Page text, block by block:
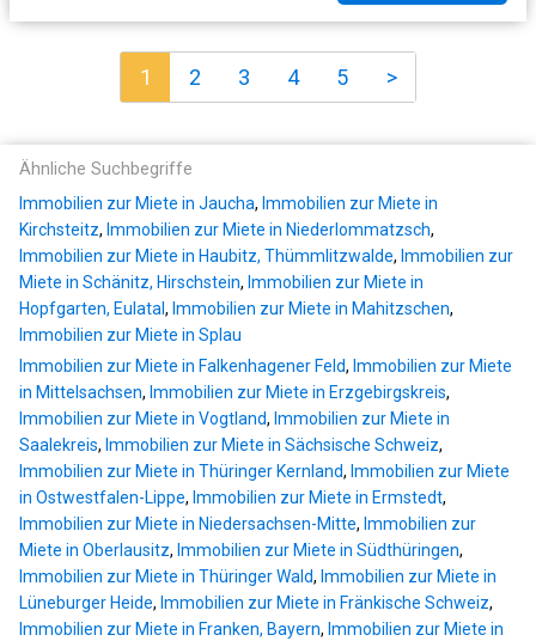
1 2 3 4 5 >
Ähnliche Suchbegriffe
Immobilien zur Miete in Jaucha, Immobilien zur Miete in
Kirchsteitz, Immobilien zur Miete in Niederlommatzsch,
Immobilien zur Miete in Haubitz, Thümmlitzwalde, Immobilien zur
Miete in Schänitz, Hirschstein, Immobilien zur Miete in
Hopfgarten, Eulatal, Immobilien zur Miete in Mahitzschen,
Immobilien zur Miete in Splau
Immobilien zur Miete in Falkenhagener Feld, Immobilien zur Miete
in Mittelsachsen, Immobilien zur Miete in Erzgebirgskreis,
Immobilien zur Miete in Vogtland, Immobilien zur Miete in
Saalekreis, Immobilien zur Miete in Sächsische Schweiz,
Immobilien zur Miete in Thüringer Kernland, Immobilien zur Miete
in Ostwestfalen-Lippe, Immobilien zur Miete in Ermstedt,
Immobilien zur Miete in Niedersachsen-Mitte, Immobilien zur
Miete in Oberlausitz, Immobilien zur Miete in Südthüringen,
Immobilien zur Miete in Thüringer Wald, Immobilien zur Miete in
Lüneburger Heide, Immobilien zur Miete in Fränkische Schweiz,
Immobilien zur Miete in Franken, Bayern, Immobilien zur Miete in